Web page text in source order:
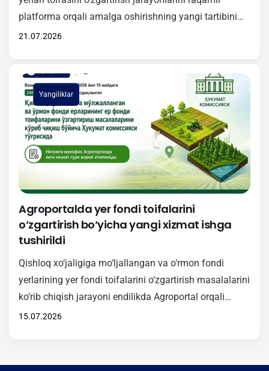
platforma orqali amalga oshirishning yangi tartibini
amaliyotga samarali joriy etish maqsadida onlayn
bilan tasdiqlangan Nizomning mazmun-mohiyati
yuzasidan batafsil ma’lumot berildi. Unga muvofiq,
2026-yil 1-iyuldan boshlab qishloq xo‘jaligiga
mo‘ljallangan va o‘rmon fondi yerlari toifasini
o‘zgartirishga…
21.07.2026
Yangiliklar
Agroportalda yer fondi toifalarini
o‘zgartirish bo‘yicha yangi xizmat ishga
tushirildi
Qishloq xo‘jaligiga mo‘ljallangan va o‘rmon fondi
yerlarining yer fondi toifalarini o‘zgartirish masalalarini
ko‘rib chiqish jarayoni endilikda Agroportal orqali
amalga oshiriladi. Mazkur xizmat O‘zbekiston
Hukumat komissiyasi tomonidan ko‘rib chiqiladigan
15.07.2026